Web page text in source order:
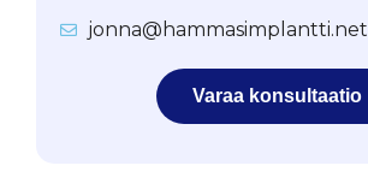
jonna@hammasimplantti.net
Varaa konsultaatio